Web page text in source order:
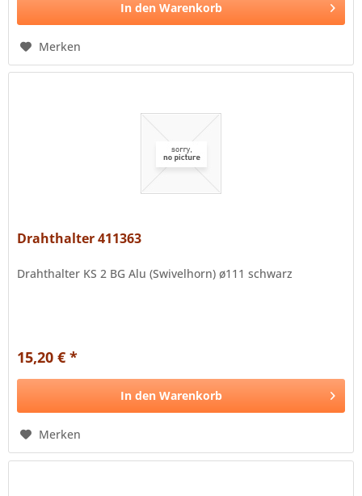
In den Warenkorb
Merken
Drahthalter 411363
Drahthalter KS 2 BG Alu (Swivelhorn) ø111 schwarz
15,20 € *
In den Warenkorb
Merken